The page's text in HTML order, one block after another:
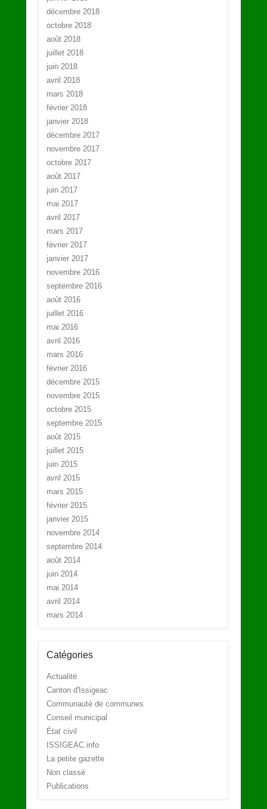
décembre 2018
octobre 2018
août 2018
juillet 2018
juin 2018
avril 2018
mars 2018
février 2018
janvier 2018
décembre 2017
novembre 2017
octobre 2017
août 2017
juin 2017
mai 2017
avril 2017
mars 2017
février 2017
janvier 2017
novembre 2016
septembre 2016
août 2016
juillet 2016
mai 2016
avril 2016
mars 2016
février 2016
décembre 2015
novembre 2015
octobre 2015
septembre 2015
août 2015
juillet 2015
juin 2015
avril 2015
mars 2015
février 2015
janvier 2015
novembre 2014
septembre 2014
août 2014
juin 2014
mai 2014
avril 2014
mars 2014
Catégories
Actualité
Canton d'Issigeac
Communauté de communes
Conseil municipal
État civil
ISSIGEAC.info
La petite gazette
Non classé
Publications